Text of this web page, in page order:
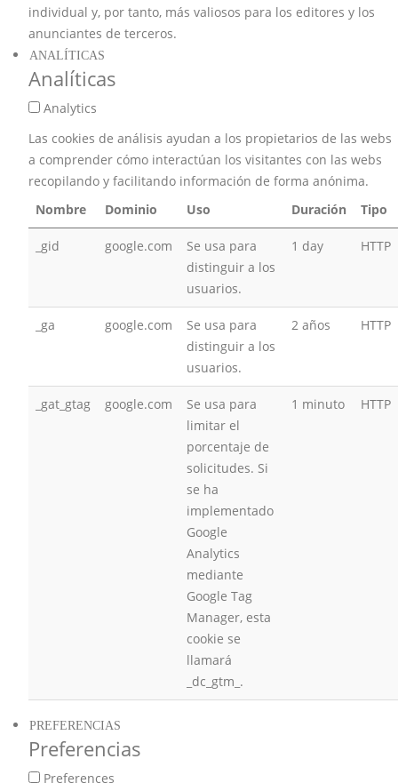
individual y, por tanto, más valiosos para los editores y los
anunciantes de terceros.
ANALÍTICAS
Analíticas
Analytics
Las cookies de análisis ayudan a los propietarios de las webs
a comprender cómo interactúan los visitantes con las webs
recopilando y facilitando información de forma anónima.
Nombre
Dominio Uso Duración Tipo
_gid google.com
Se usa para
distinguir a los
usuarios.
1 day HTTP
_ga google.com
Se usa para
distinguir a los
usuarios.
2 años HTTP
_gat_gtag google.com
Se usa para
limitar el
porcentaje de
solicitudes. Si
se ha
implementado
Google
Analytics
mediante
Google Tag
Manager, esta
cookie se
llamará
_dc_gtm_.
1 minuto HTTP
PREFERENCIAS
Preferencias
Preferences